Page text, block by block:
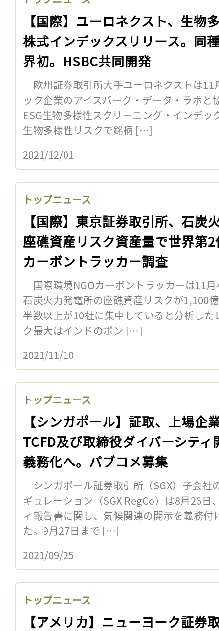
【国際】ユーロネクスト、生物
株式インデックスリリース。同
界初。HSBC共同開発
欧州証券取引所大手ユーロネクストは11
ック企業のアイスバーグ・データ・ラボと
ESG生物多様性スクリーニング・インデッ
生物多様性リスクで銘柄 […]
2021/12/01
トップニュース
【国際】東京証券取引所、石炭
座礁資産リスク資産量で世界第2
カーボントラッカー調査
国際環境NGOカーボントラッカーは11
石炭火力発電所の座礁資産リスクが1,100
半数以上が10社に集中していると分析し
ク最大はインドのボン […]
2021/11/10
トップニュース
【シンガポール】証取、上場企
TCFD及び取締役ダイバーシティ
義務化へ。パブコメ募集
シンガポール証券取引所（SGX）子会社
ギュレーション（SGX RegCo）は8月26
ィ報告書に関し、気候関連の開示を義務
た。9月27日まで […]
2021/09/25
トップニュース
【アメリカ】ニューヨーク証券